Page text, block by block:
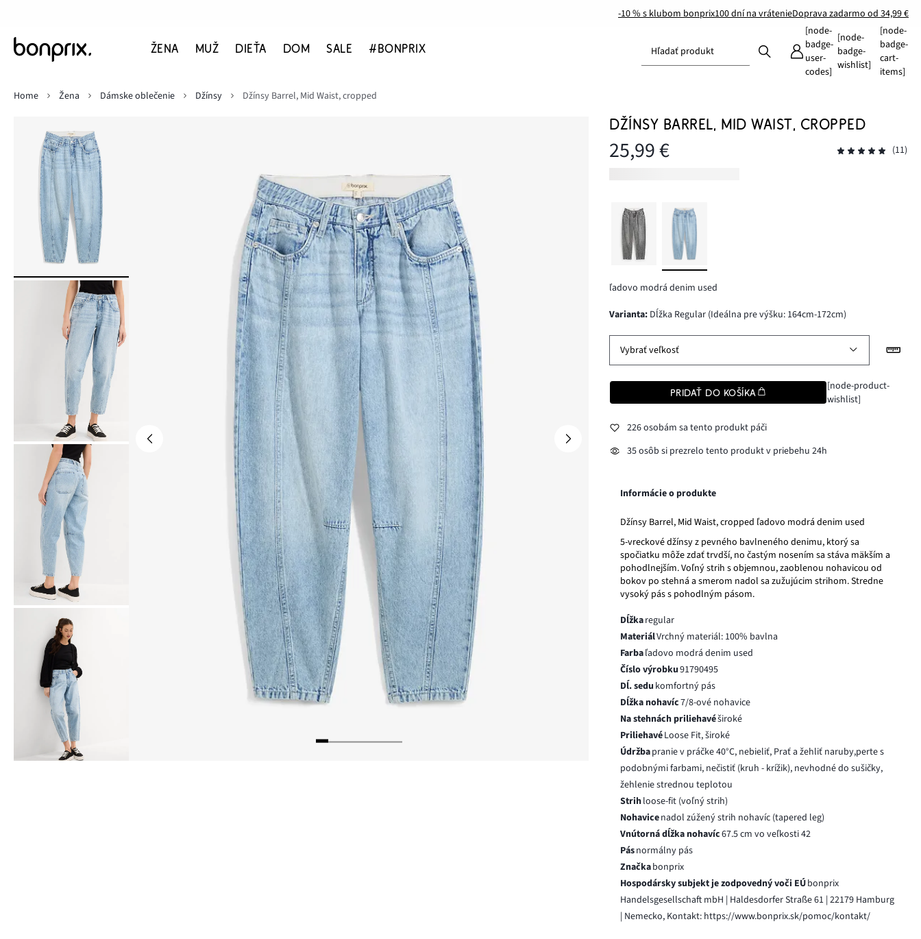
-10 % s klubom bonprix100 dní na vrátenieDoprava zadarmo od 34,99 €
ŽENA MUŽ DIEŤA DOM SALE #BONPRIX Hľadať produkt
[node-
badge-
user-
codes]
[node-
badge-
wishlist]
[node-
badge-
cart-
items]
Home
Žena Dámske oblečenie Džínsy Džínsy Barrel, Mid Waist, cropped
DŽÍNSY BARREL, MID WAIST, CROPPED
25,99 € (11)
ľadovo modrá denim used
varianta: Dĺžka Regular (Ideálna pre výšku: 164cm-172cm)
Vybrať veľkosť
PRIDAŤ DO KOŠÍKA
[node-product-
wishlist]
226 osobám sa tento produkt páči
35 osôb si prezrelo tento produkt v priebehu 24h
Informácie o produkte
Džínsy Barrel, Mid Waist, cropped ľadovo modrá denim used
5-vreckové džínsy z pevného bavlneného denimu, ktorý sa
spočiatku môže zdať trvdší, no častým nosením sa stáva mäkším a
pohodlnejším. Voľný strih s objemnou, zaoblenou nohavicou od
bokov po stehná a smerom nadol sa zužujúcim strihom. Stredne
vysoký pás s pohodlným pásom.
Dĺžkaregular
MateriálVrchný materiál: 100% bavlna
Farbaľadovo modrá denim used
Číslo výrobku91790495
Dĺ. sedu komfortný pás
Dĺžka nohavíc7/8-ové nohavice
Na stehnách priliehavéširoké
PriliehavéLoose Fit, široké
Údržbapranie v práčke 40°C, nebieliť, Prať a žehliť naruby,perte s
podobnými farbami, nečistiť (kruh - krížik), nevhodné do sušičky,
žehlenie strednou teplotou
Strihloose-fit (voľný strih)
Nohavicenadol zúžený strih nohavíc (tapered leg)
Vnútorná dĺžka nohavíc67.5 cm vo veľkosti 42
Pásnormálny pás
Značkabonprix
Hospodársky subjekt je zodpovedný voči EÚbonprix
Handelsgesellschaft mbH | Haldesdorfer Straße 61 | 22179 Hamburg
| Nemecko, Kontakt: https://www.bonprix.sk/pomoc/kontakt/